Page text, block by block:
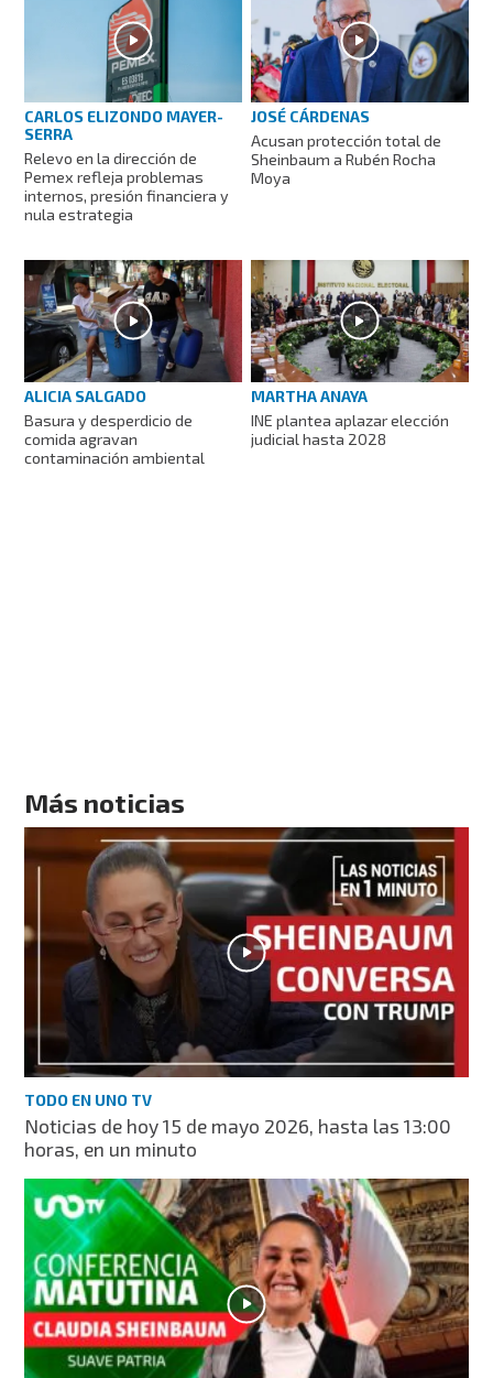
CARLOS ELIZONDO MAYER-
SERRA
Relevo en la dirección de
Pemex refleja problemas
internos, presión financiera y
nula estrategia
JOSÉ CÁRDENAS
Acusan protección total de
Sheinbaum a Rubén Rocha
Moya
ALICIA SALGADO
Basura y desperdicio de
comida agravan
contaminación ambiental
MARTHA ANAYA
INE plantea aplazar elección
judicial hasta 2028
Más noticias
TODO EN UNO TV
Noticias de hoy 15 de mayo 2026, hasta las 13:00
horas, en un minuto